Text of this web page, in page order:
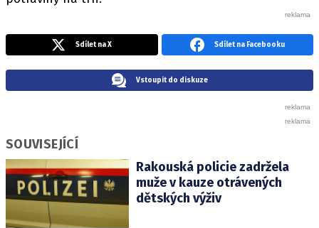
Sdílet na X Sdílet na Facebooku
Vstoupit do diskuze
SOUVISEJÍCÍ
Rakouská policie zadržela
muže v kauze otrávených
dětských výživ